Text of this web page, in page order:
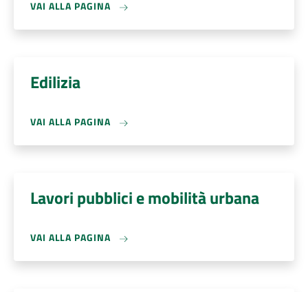
VAI ALLA PAGINA
Edilizia
VAI ALLA PAGINA
Lavori pubblici e mobilità urbana
VAI ALLA PAGINA